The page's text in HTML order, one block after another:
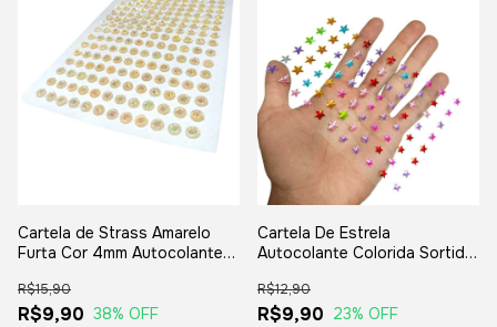
Cartela de Strass Amarelo
Furta Cor 4mm Autocolante
R$9,90
R$15,90
38% OFF
Cartela De Estrela
Autocolante Colorida Sortida
R$9,90
R$12,90
23% OFF